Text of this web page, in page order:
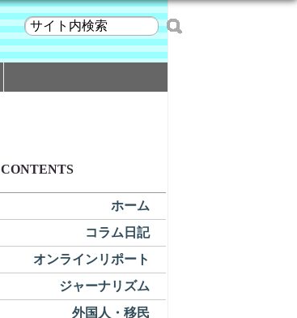
CONTENTS
ホーム
コラム日記
オンラインリポート
ジャーナリズム
外国人・移民